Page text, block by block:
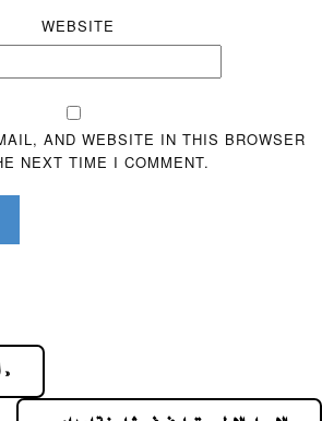
WEBSITE
AND WEBSITE IN THIS BROWSER
NEXT TIME I COMMENT.